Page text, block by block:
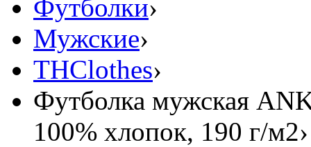
Футболки›
Мужские›
THClothes›
Футболка мужская
100% хлопок, 190 г/м2›